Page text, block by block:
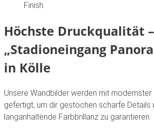
Finish.
Höchste Druckqualität –
„Stadioneingang
in Kölle
Unsere Wandbilder werden mit
gefertigt, um dir gestochen scharfe Details
langanhaltende Farbbrillanz zu garantieren.